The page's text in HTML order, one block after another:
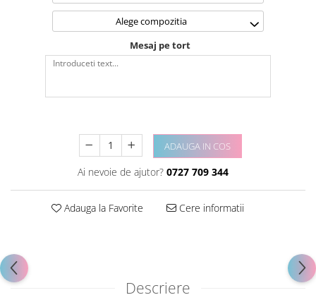
Alege compozitia
Mesaj pe tort
ADAUGA IN COS
Ai nevoie de ajutor? 0727 709 344
Adauga la Favorite Cere informatii
Descriere